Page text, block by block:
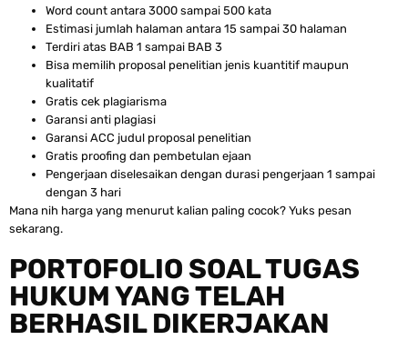
Word count antara 3000 sampai 500 kata
Estimasi jumlah halaman antara 15 sampai 30 halaman
Terdiri atas BAB 1 sampai BAB 3
Bisa memilih proposal penelitian jenis kuantitif maupun
kualitatif
Gratis cek plagiarisma
Garansi anti plagiasi
Garansi ACC judul proposal penelitian
Gratis proofing dan pembetulan ejaan
Pengerjaan diselesaikan dengan durasi pengerjaan 1 sampai
dengan 3 hari
Mana nih harga yang menurut kalian paling cocok? Yuks pesan
sekarang.
PORTOFOLIO SOAL TUGAS
HUKUM YANG TELAH
BERHASIL DIKERJAKAN